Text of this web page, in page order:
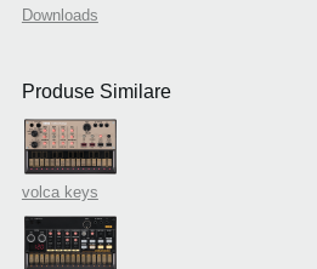
Downloads
Produse Similare
volca keys